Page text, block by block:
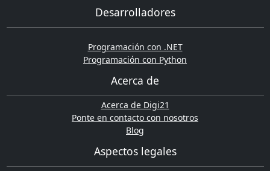
Desarrolladores
Programación con .NET
Programación con Python
Acerca de
Acerca de Digi21
Ponte en contacto con nosotros
Blog
Aspectos legales